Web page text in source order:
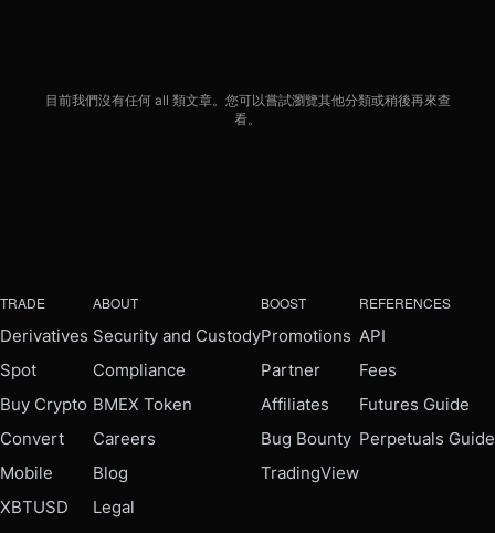
目前我們沒有任何 all 類文章。您可以嘗試瀏覽其他分類或稍後再來查
看。
TRADE
Derivatives
Spot
Buy Crypto
Convert
Mobile
XBTUSD
ABOUT
Security and Custody
Compliance
BMEX Token
Careers
Blog
Legal
BOOST
Promotions
Partner
Affiliates
Bug Bounty
TradingView
REFERENCES
API
Fees
Futures Guide
Perpetuals Guide